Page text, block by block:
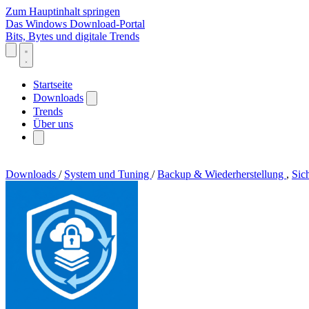
Zum Hauptinhalt springen
Das Windows Download-Portal
Bits, Bytes und digitale Trends
Startseite
Downloads
Trends
Über uns
Downloads / System und Tuning / Backup & Wiederherstellung ,